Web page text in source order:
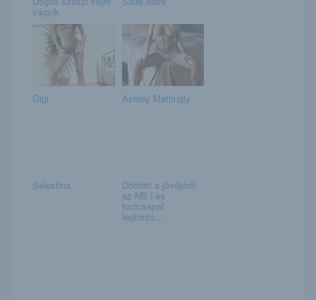
vágyik
Gigi Ashley Mattingly
Selestina Döntött a jövőjéről
az NB I-es
focicsapat
legfonto...